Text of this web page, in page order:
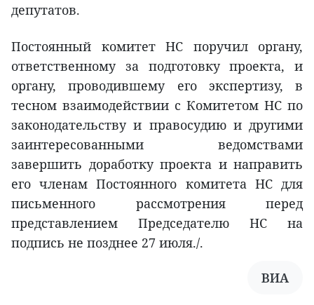
депутатов.
Постоянный комитет НС поручил органу,
ответственному за подготовку проекта, и
органу, проводившему его экспертизу, в
тесном взаимодействии с Комитетом НС по
законодательству и правосудию и другими
заинтересованными ведомствами
завершить доработку проекта и направить
его членам Постоянного комитета НС для
письменного рассмотрения перед
представлением Председателю НС на
подпись не позднее 27 июля./.
ВИА